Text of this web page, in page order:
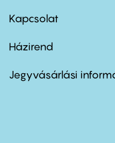
firstKapcsolat
Footer
second
Házirend
Jegyvásárlási